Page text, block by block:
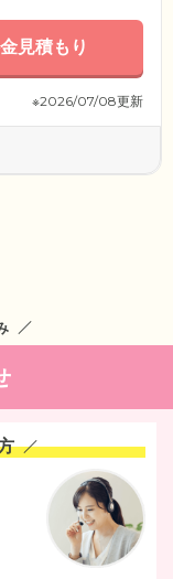
見積もり
※2026/07/08更新